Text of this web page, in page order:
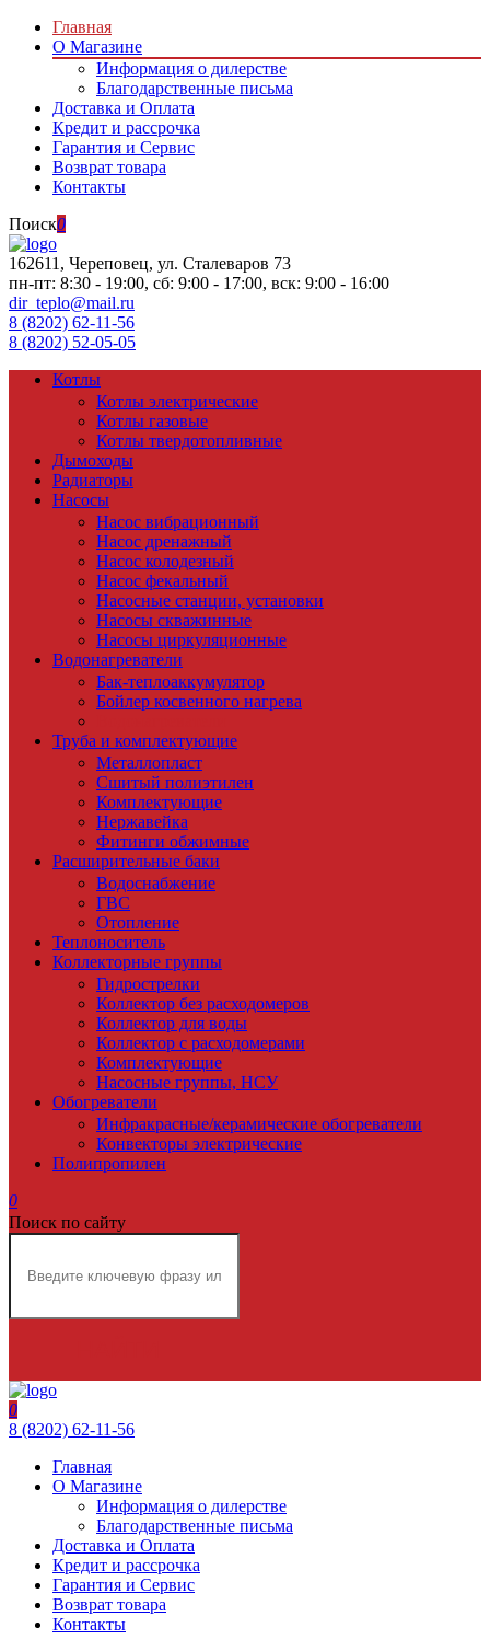
Главная
О Магазине
Информация о дилерстве
Благодарственные письма
Доставка и Оплата
Кредит и рассрочка
Гарантия и Сервис
Возврат товара
Контакты
Поиск0
162611, Череповец, ул. Сталеваров 73
пн-пт: 8:30 - 19:00, сб: 9:00 - 17:00, вск: 9:00 - 16:00
dir_teplo@mail.ru
8 (8202) 62-11-56
8 (8202) 52-05-05
Котлы
Котлы электрические
Котлы газовые
Котлы твердотопливные
Дымоходы
Радиаторы
Насосы
Насос вибрационный
Насос дренажный
Насос колодезный
Насос фекальный
Насосные станции, установки
Насосы скважинные
Насосы циркуляционные
Водонагреватели
Бак-теплоаккумулятор
Бойлер косвенного нагрева
Труба и комплектующие
Металлопласт
Сшитый полиэтилен
Комплектующие
Нержавейка
Фитинги обжимные
Расширительные баки
Водоснабжение
ГВС
Отопление
Теплоноситель
Коллекторные группы
Гидрострелки
Коллектор без расходомеров
Коллектор для воды
Коллектор с расходомерами
Комплектующие
Насосные группы, НСУ
Обогреватели
Инфракрасные/керамические обогреватели
Конвекторы электрические
Полипропилен
0
Поиск по сайту
0
8 (8202) 62-11-56
Главная
О Магазине
Информация о дилерстве
Благодарственные письма
Доставка и Оплата
Кредит и рассрочка
Гарантия и Сервис
Возврат товара
Контакты